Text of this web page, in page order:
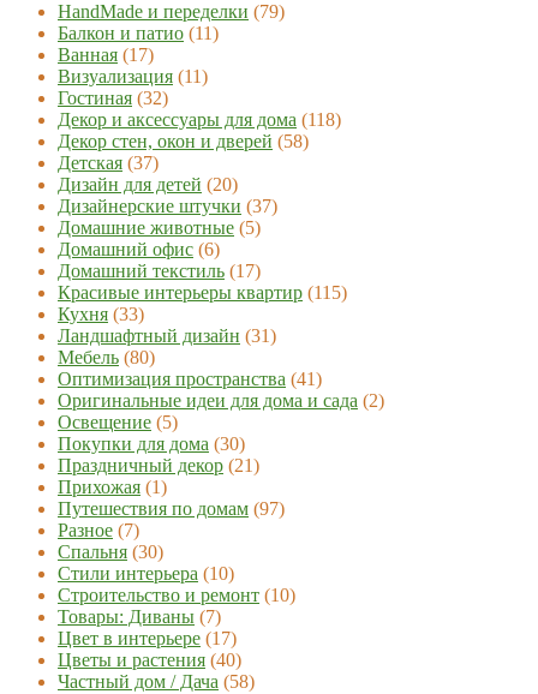
HandMade и переделки (79)
Балкон и патио (11)
Ванная (17)
Визуализация (11)
Гостиная (32)
Декор и аксессуары для дома (118)
Декор стен, окон и дверей (58)
Детская (37)
Дизайн для детей (20)
Дизайнерские штучки (37)
Домашние животные (5)
Домашний офис (6)
Домашний текстиль (17)
Красивые интерьеры квартир (115)
Кухня (33)
Ландшафтный дизайн (31)
Мебель (80)
Оптимизация пространства (41)
Оригинальные идеи для дома и сада (2)
Освещение (5)
Покупки для дома (30)
Праздничный декор (21)
Прихожая (1)
Путешествия по домам (97)
Разное (7)
Спальня (30)
Стили интерьера (10)
Строительство и ремонт (10)
Товары: Диваны (7)
Цвет в интерьере (17)
Цветы и растения (40)
Частный дом / Дача (58)